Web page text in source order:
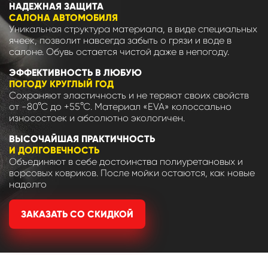
НАДЕЖНАЯ ЗАЩИТА
САЛОНА АВТОМОБИЛЯ
Уникальная структура материала, в виде специальных
ячеек, позволит навсегда забыть о грязи и воде в
салоне. Обувь остается чистой даже в непогоду.
ЭФФЕКТИВНОСТЬ В ЛЮБУЮ
ПОГОДУ КРУГЛЫЙ ГОД
Сохраняют эластичность и не теряют своих свойств
от -80°С до +55°С. Материал «EVA» колоссально
износостоек и абсолютно экологичен.
ВЫСОЧАЙШАЯ ПРАКТИЧНОСТЬ
И ДОЛГОВЕЧНОСТЬ
Объединяют в себе достоинства полиуретановых и
ворсовых ковриков. После мойки остаются, как новые
надолго
ЗАКАЗАТЬ СО СКИДКОЙ